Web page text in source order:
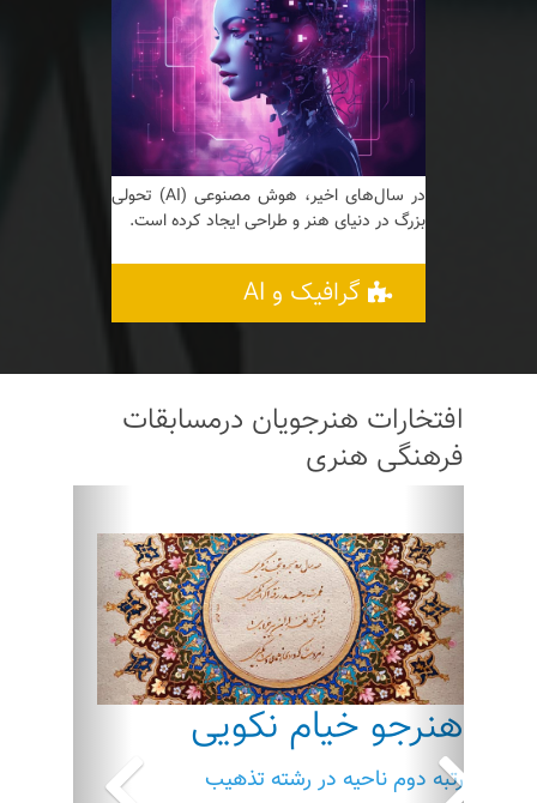
در سال‌های اخیر، هوش مصنوعی (AI) تحولی
بزرگ در دنیای هنر و طراحی ایجاد کرده است.
گرافیک و AI
افتخارات هنرجویان درمسابقات
فرهنگی هنری
هنرجو خیام نکویی
رتبه دوم ناحیه در رشته تذهیب
Next